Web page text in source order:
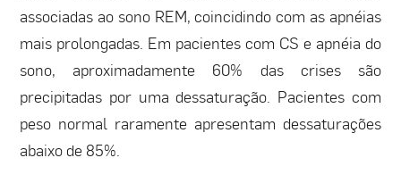
associadas ao sono REM, coincidindo com as apnéias
mais prolongadas. Em pacientes com CS e apnéia do
sono, aproximadamente 60% das crises são
precipitadas por uma dessaturação. Pacientes com
peso normal raramente apresentam dessaturações
abaixo de 85%.